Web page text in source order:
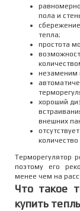
пола и
тепла;
простота
незаменим
хороший
внешних
Терморегулятор
поэтому его
менее чем на
Что такое
купить